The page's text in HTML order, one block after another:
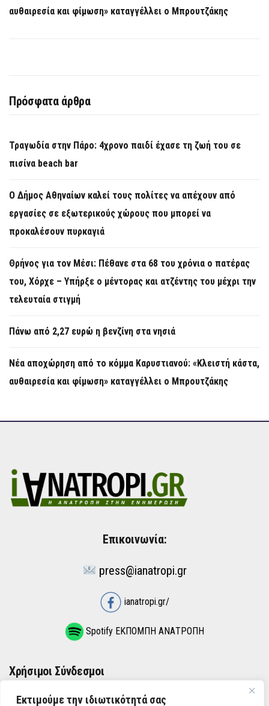
Εκτιμούμε την ιδιωτικότητά σας
αυθαιρεσία και φίμωση» καταγγέλλει ο Μπρουτζάκης
Πρόσφατα άρθρα
Τραγωδία στην Πάρο: 4χρονο παιδί έχασε τη ζωή του σε
πισίνα beach bar
Ο Δήμος Αθηναίων καλεί τους πολίτες να απέχουν από
εργασίες σε εξωτερικούς χώρους που μπορεί να
προκαλέσουν πυρκαγιά
Θρήνος για τον Μέσι: Πέθανε στα 68 του χρόνια ο πατέρας
του, Χόρχε – Υπήρξε ο μέντορας και ατζέντης του μέχρι την
τελευταία στιγμή
Πάνω από 2,27 ευρώ η βενζίνη στα νησιά
Νέα αποχώρηση από το κόμμα Καρυστιανού: «Κλειστή κάστα,
αυθαιρεσία και φίμωση» καταγγέλλει ο Μπρουτζάκης
Επικοινωνία:
press@ianatropi.gr
ianatropi.gr/
Spotify ΕΚΠΟΜΠΗ ΑΝΑΤΡΟΠΗ
Χρήσιμοι Σύνδεσμοι